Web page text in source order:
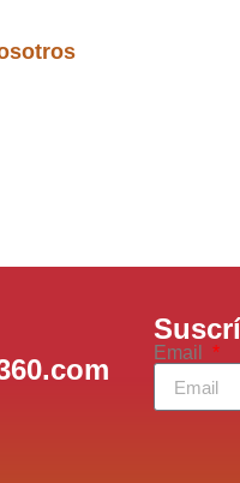
Email